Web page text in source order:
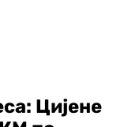
Цијене